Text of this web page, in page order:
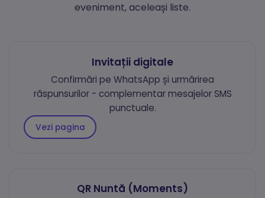
eveniment, aceleași liste.
Invitații digitale
Confirmări pe WhatsApp și urmărirea
răspunsurilor - complementar mesajelor SMS
punctuale.
Vezi pagina
QR Nuntă (Moments)
Necesare Mereu active